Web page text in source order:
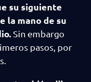
su siguiente
la mano de su
Sin embargo
pasos, por